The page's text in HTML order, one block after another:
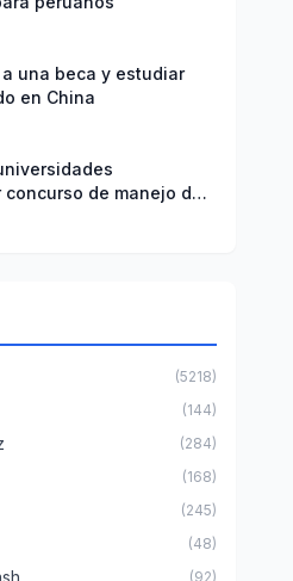
una beca y estudiar
en China
de manejo de
(5218)
(144)
(284)
(168)
(245)
(48)
(92)